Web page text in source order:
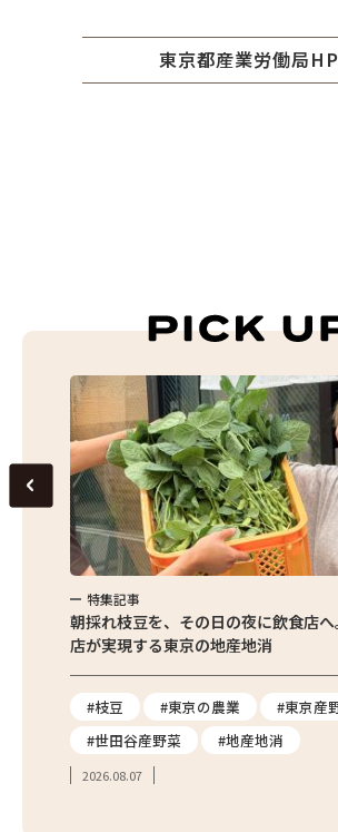
東京都産業労働局HP
特集記事
朝採れ枝豆を、その日の夜に飲食店
店が実現する東京の地産地消
#枝豆 #東京の農業
#東京産
#世田谷産野菜
#地産地消
2026.08.07